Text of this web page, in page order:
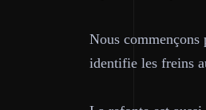
Nous
identifie les freins